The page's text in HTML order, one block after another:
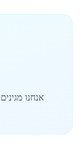
אנחנו